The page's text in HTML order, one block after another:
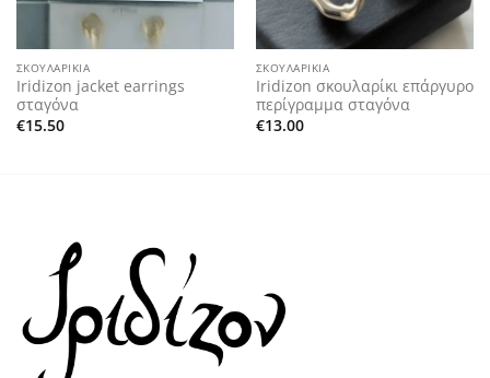
ΣΚΟΥΛΑΡΊΚΙΑ
Iridizon jacket earrings
σταγόνα
€15.50
ΣΚΟΥΛΑΡΊΚΙΑ
Iridizon σκουλαρίκι επάργυρο
περίγραμμα σταγόνα
€13.00